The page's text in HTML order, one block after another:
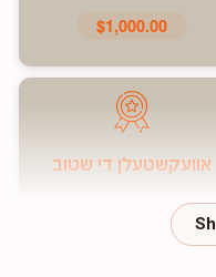
$1,000.00
אוועקשטעלן די שטוב